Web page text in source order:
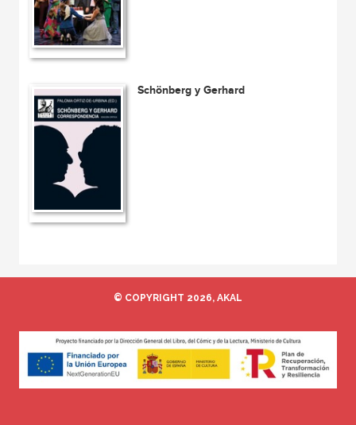
Schönberg y Gerhard
© COPYRIGHT 2026, AKAL